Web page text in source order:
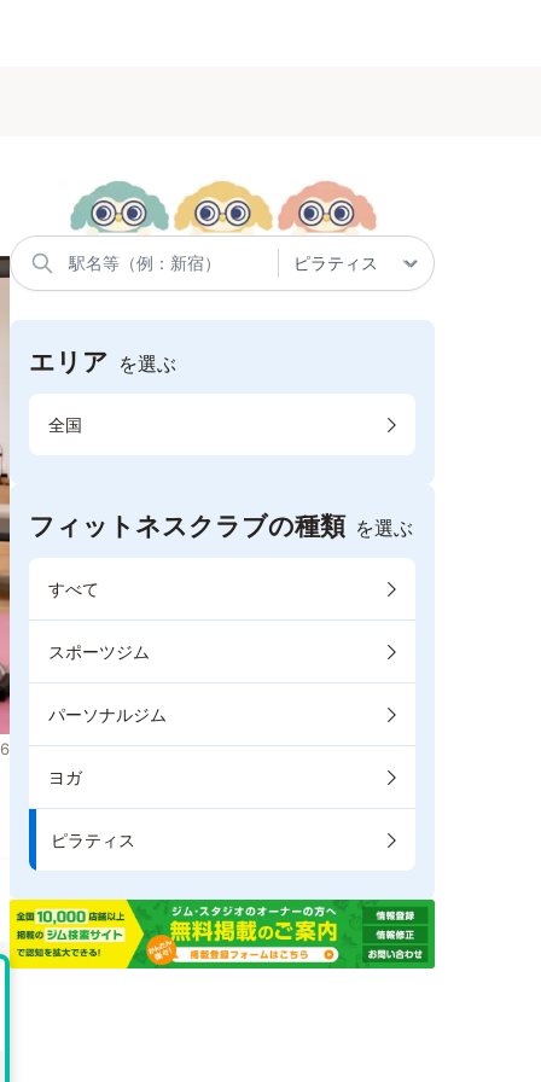
エリア を選ぶ
全国
フィットネスクラブの種類 を選ぶ
すべて
スポーツジム
パーソナルジム
ヨガ
ピラティス